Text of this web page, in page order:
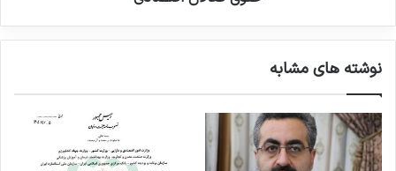
د
ی
ک
ل
ش
و
ی
گ
ه
ا
ی
نوشته های مشابه